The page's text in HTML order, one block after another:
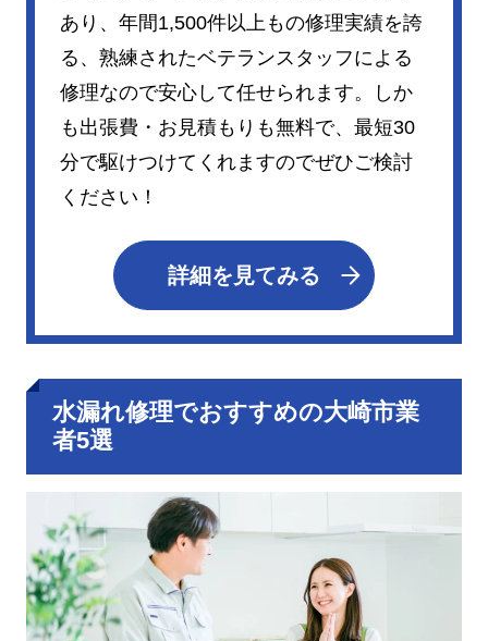
あり、年間1,500件以上もの修理実績を誇
る、熟練されたベテランスタッフによる
修理なので安心して任せられます。しか
も出張費・お見積もりも無料で、最短30
分で駆けつけてくれますのでぜひご検討
ください！
詳細を見てみる
水漏れ修理でおすすめの大崎市業
者5選